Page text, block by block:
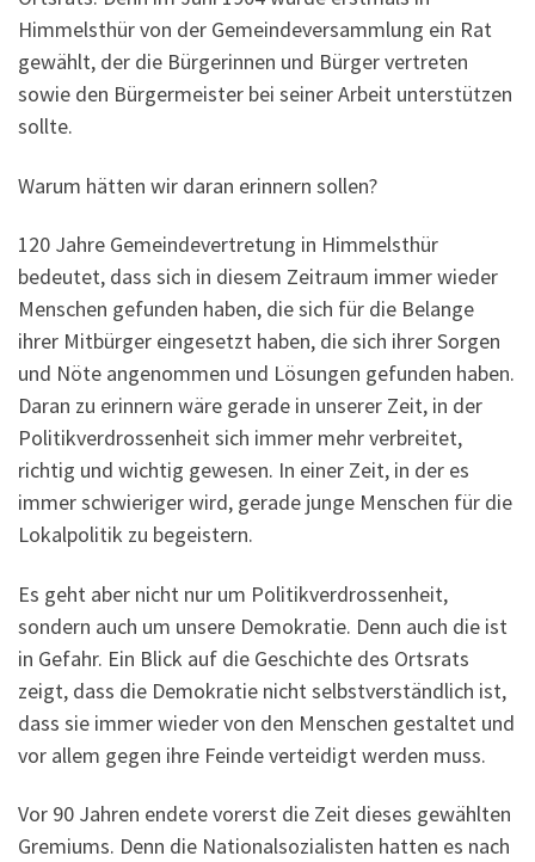
Himmelsthür von der Gemeindeversammlung ein Rat
gewählt, der die Bürgerinnen und Bürger vertreten
sowie den Bürgermeister bei seiner Arbeit unterstützen
sollte.
Warum hätten wir daran erinnern sollen?
120 Jahre Gemeindevertretung in Himmelsthür
bedeutet, dass sich in diesem Zeitraum immer wieder
Menschen gefunden haben, die sich für die Belange
ihrer Mitbürger eingesetzt haben, die sich ihrer Sorgen
und Nöte angenommen und Lösungen gefunden haben.
Daran zu erinnern wäre gerade in unserer Zeit, in der
Politikverdrossenheit sich immer mehr verbreitet,
richtig und wichtig gewesen. In einer Zeit, in der es
immer schwieriger wird, gerade junge Menschen für die
Lokalpolitik zu begeistern.
Es geht aber nicht nur um Politikverdrossenheit,
sondern auch um unsere Demokratie. Denn auch die ist
in Gefahr. Ein Blick auf die Geschichte des Ortsrats
zeigt, dass die Demokratie nicht selbstverständlich ist,
dass sie immer wieder von den Menschen gestaltet und
vor allem gegen ihre Feinde verteidigt werden muss.
Vor 90 Jahren endete vorerst die Zeit dieses gewählten
Gremiums. Denn die Nationalsozialisten hatten es nach